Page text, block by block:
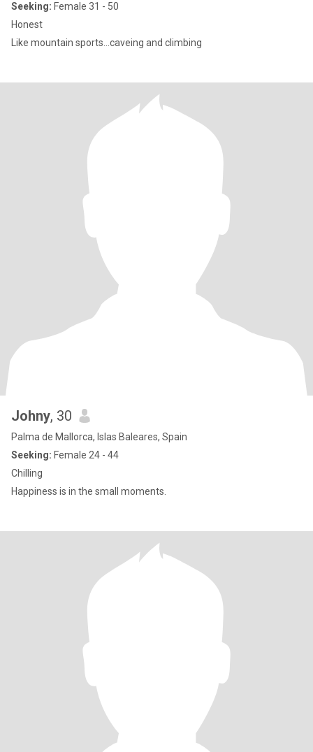
Seeking: Female 31 - 50
Honest
Like mountain sports...caveing and climbing
Johny, 30
Palma de Mallorca, Islas Baleares, Spain
Seeking: Female 24 - 44
Chilling
Happiness is in the small moments.